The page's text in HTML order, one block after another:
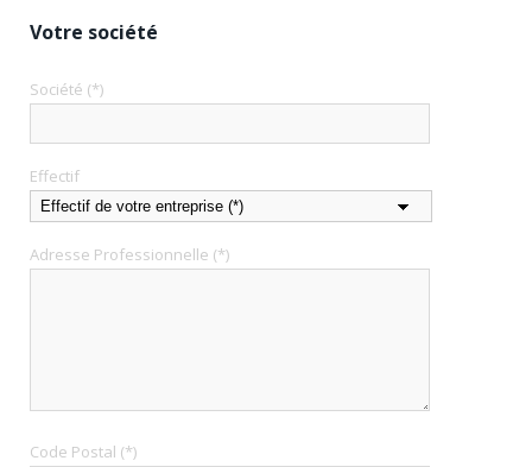
Votre société
Société (*)
Effectif
Adresse Professionnelle (*)
Code Postal (*)